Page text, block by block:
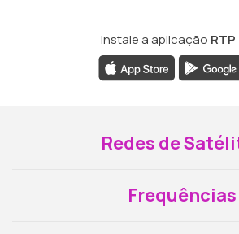
Instale a aplicação
Redes de
Frequências